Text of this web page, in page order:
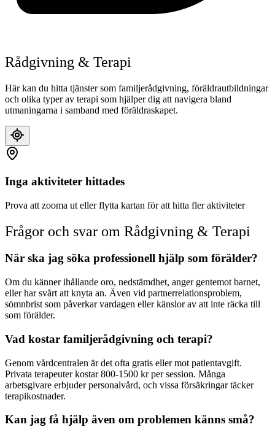
Rådgivning & Terapi
Här kan du hitta tjänster som familjerådgivning, föräldrautbildningar
och olika typer av terapi som hjälper dig att navigera bland
utmaningarna i samband med föräldraskapet.
Inga aktiviteter hittades
Prova att zooma ut eller flytta kartan för att hitta fler aktiviteter
Frågor och svar om Rådgivning & Terapi
När ska jag söka professionell hjälp som förälder?
Om du känner ihållande oro, nedstämdhet, anger gentemot barnet,
eller har svårt att knyta an. Även vid partnerrelationsproblem,
sömnbrist som påverkar vardagen eller känslor av att inte räcka till
som förälder.
Vad kostar familjerådgivning och terapi?
Genom vårdcentralen är det ofta gratis eller mot patientavgift.
Privata terapeuter kostar 800-1500 kr per session. Många
arbetsgivare erbjuder personalvård, och vissa försäkringar täcker
terapikostnader.
Kan jag få hjälp även om problemen känns små?